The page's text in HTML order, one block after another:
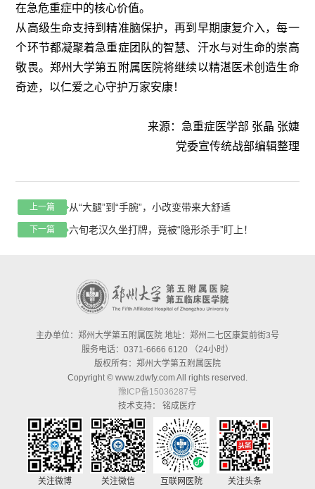
在急危重症中的核心价值。
从高级生命支持到精准脑保护，再到早期康复介入，每一
个环节都凝聚着急重症团队的智慧、汗水与对生命的崇高
敬畏。郑州大学第五附属医院将继续以精湛医术创造生命
奇迹，以仁爱之心守护万家安康！
来源：急重症医学部 张晶 张婕
党委宣传统战部编辑整理
上一篇 从“大腿”到“手腕”，小改变带来大舒适
下一篇 六旬老汉久坐打牌，竟被“隐形杀手”盯上！
关注微博 关注微信 互联网医院 关注头条
主办单位：郑州大学第五附属医院 地址：郑州二七区康复前街3号
服务电话：0371-6666 6120 （24小时）
版权所有：郑州大学第五附属医院
Copyright © www.zdwfy.com All rights reserved.
豫ICP备15036287号
技术支持：铭成医疗